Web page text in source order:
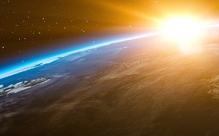
Concrètement, les identifiants uniques sont
« Les deux premiers caractères sont
concerné. »
Les caractères utilisables sont au nombre
mis en place sur le cadre du cycle sauf
sans difficulté sur un cycle en stationnement.
Revente du vélo
Lors de la revente du vélo, le propriétaire doit
agréé ayant fourni l’identifiant et